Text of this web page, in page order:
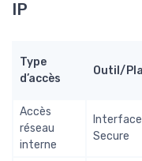
IP
Type
d’accès
Outil/
Accès
réseau
interne
Interface
Secure